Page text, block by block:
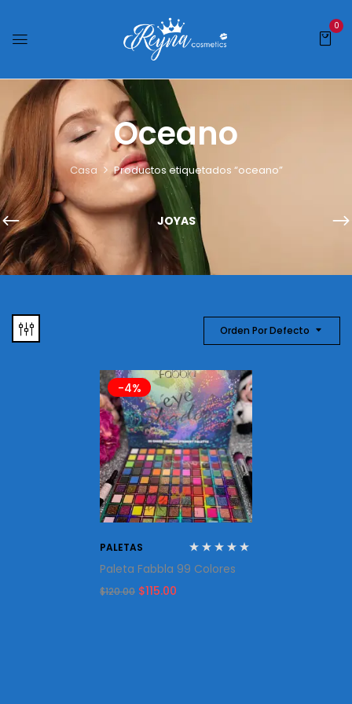
0
Oceano
Casa Productos etiquetados “oceano”
JOYAS
Orden Por Defecto
-4%
PALETAS
Paleta Fabbla 99 Colores
$120.00 Original
price
$115.00